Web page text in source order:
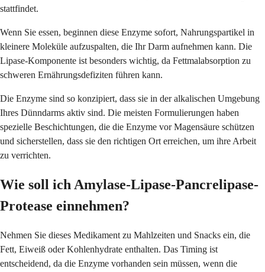
stattfindet.
Wenn Sie essen, beginnen diese Enzyme sofort, Nahrungspartikel in
kleinere Moleküle aufzuspalten, die Ihr Darm aufnehmen kann. Die
Lipase-Komponente ist besonders wichtig, da Fettmalabsorption zu
schweren Ernährungsdefiziten führen kann.
Die Enzyme sind so konzipiert, dass sie in der alkalischen Umgebung
Ihres Dünndarms aktiv sind. Die meisten Formulierungen haben
spezielle Beschichtungen, die die Enzyme vor Magensäure schützen
und sicherstellen, dass sie den richtigen Ort erreichen, um ihre Arbeit
zu verrichten.
Wie soll ich Amylase-Lipase-Pancrelipase-
Protease einnehmen?
Nehmen Sie dieses Medikament zu Mahlzeiten und Snacks ein, die
Fett, Eiweiß oder Kohlenhydrate enthalten. Das Timing ist
entscheidend, da die Enzyme vorhanden sein müssen, wenn die